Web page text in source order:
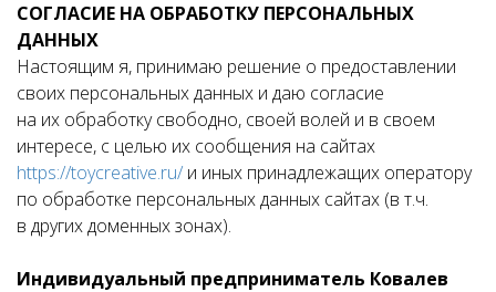
СОГЛАСИЕ НА ОБРАБОТКУ ПЕРСОНАЛЬНЫХ
ДАННЫХ
Настоящим я, принимаю решение о предоставлении
своих персональных данных и даю согласие
на их обработку свободно, своей волей и в своем
интересе, с целью их сообщения на сайтах
https://toycreative.ru/ и иных принадлежащих оператору
по обработке персональных данных сайтах (в т.ч.
в других доменных зонах).
Индивидуальный предприниматель Ковалев